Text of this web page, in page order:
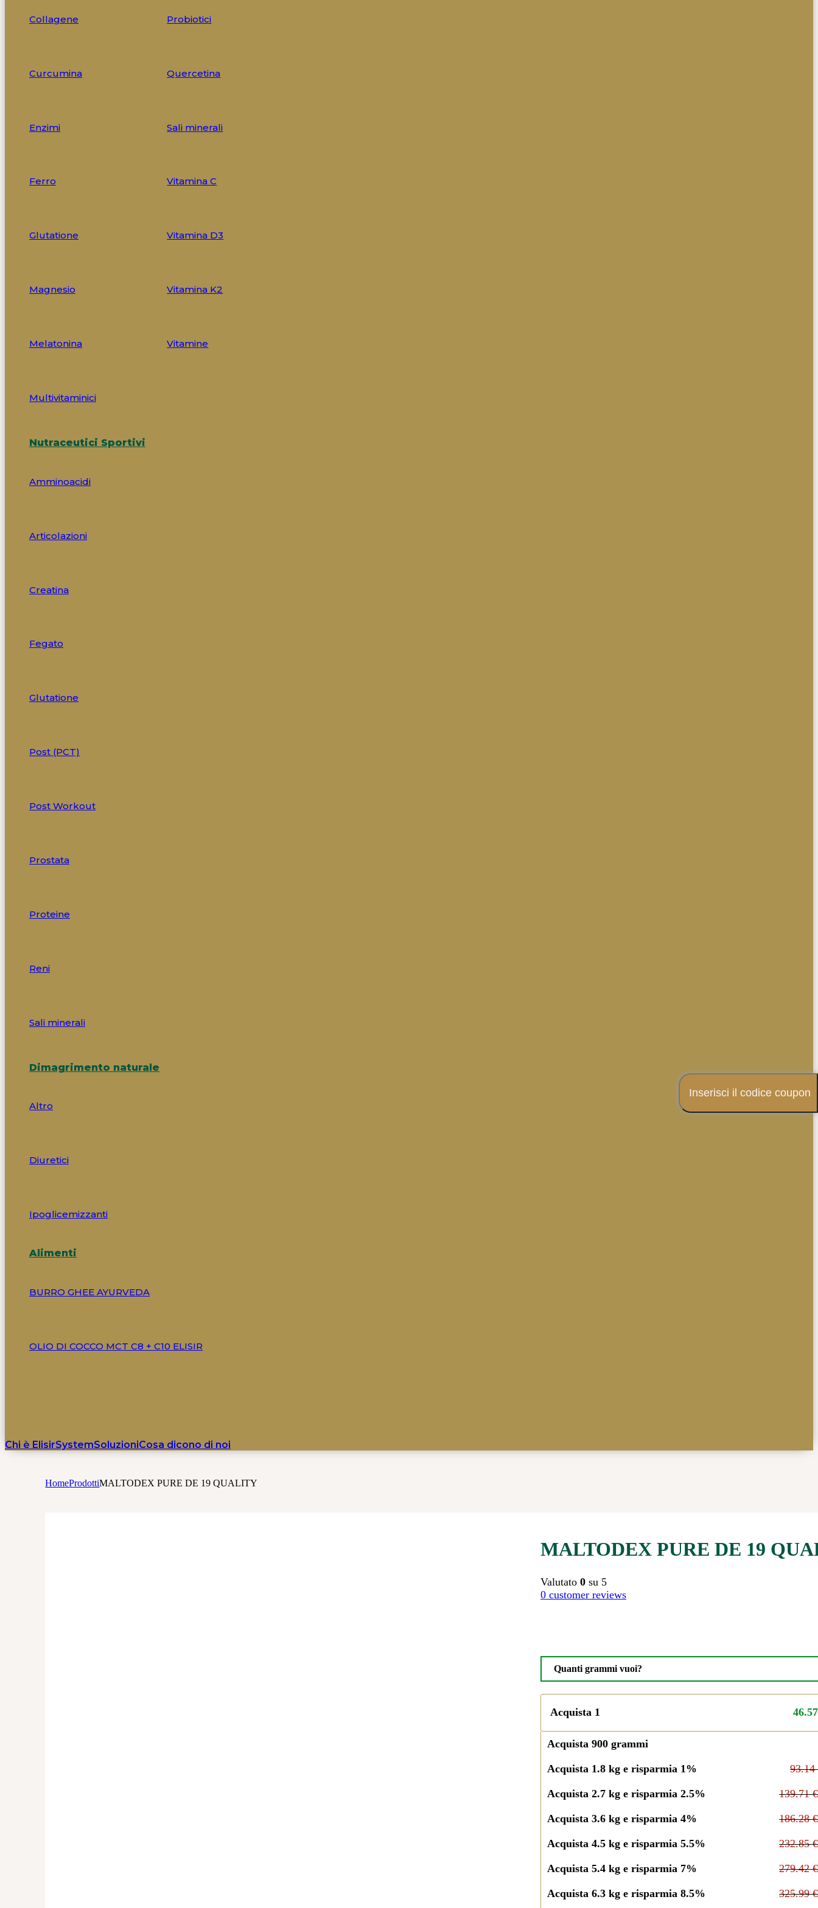
Collagene
Curcumina
Enzimi
Ferro
Glutatione
Magnesio
Melatonina
Multivitaminici
Probiotici
Quercetina
Sali minerali
Vitamina C
Vitamina D3
Vitamina K2
Vitamine
Nutraceutici Sportivi
Amminoacidi
Articolazioni
Creatina
Fegato
Glutatione
Post (PCT)
Post Workout
Prostata
Proteine
Reni
Sali minerali
Dimagrimento naturale
Altro
Diuretici
Ipoglicemizzanti
Alimenti
BURRO GHEE AYURVEDA
OLIO DI COCCO MCT C8 + C10 ELISIR
Chi è ElisirSystemSoluzioniCosa dicono di noi
Inserisci il codice coupon
HomeProdottiMALTODEX PURE DE 19 QUALITY
MALTODEX PURE DE 19
Valutato 0su 5
0customer reviews
Quanti grammi vuoi?
Acquista 1
Acquista 900 grammi
Acquista 1.8 kg e risparmia 1% 93.14
Acquista 2.7 kg e risparmia 2.5% 139.71€
Acquista 3.6 kg e risparmia 4% 186.28€
Acquista 4.5 kg e risparmia 5.5% 232.85€
Acquista 5.4 kg e risparmia 7% 279.42€
Acquista 6.3 kg e risparmia 8.5% 325.99€